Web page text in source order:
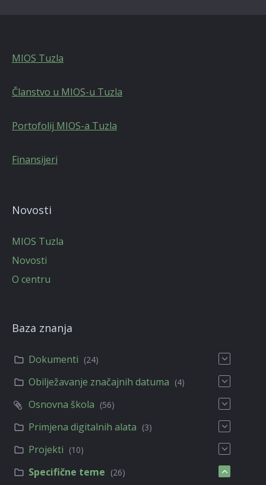
MIOS Tuzla
Članstvo u MIOS-u Tuzla
Portofolij MIOS-a Tuzla
Finansijeri
Novosti
MIOS Tuzla
Novosti
O centru
Baza znanja
Dokumenti (24)
Obilježavanje značajnih datuma (4)
Osnovna škola (56)
Primjena digitalnih alata (3)
Projekti (10)
Specifične teme (26)